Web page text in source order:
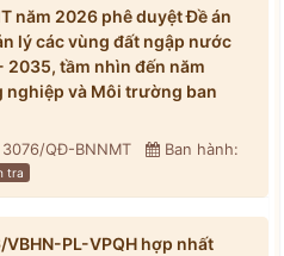
năm 2026 phê duyệt Đề án
lý các vùng đất ngập nước
tầm nhìn đến năm
nghiệp và Môi trường ban
3076/QĐ-BNNMT
Ban hành:
tra
PL-VPQH hợp nhất